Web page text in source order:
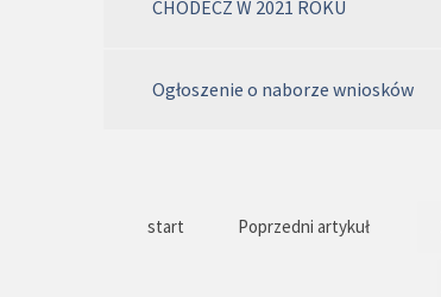
CHODECZ W 2021 ROKU
Ogłoszenie o naborze wniosków
start Poprzedni artykuł